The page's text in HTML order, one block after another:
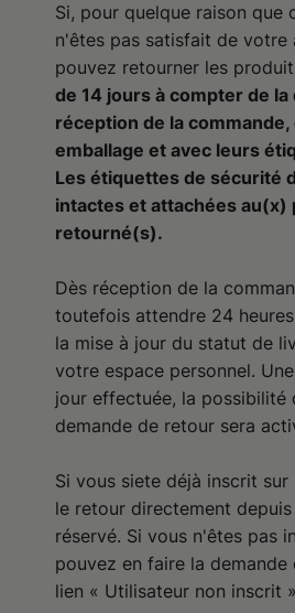
Si, pour quelque raison que
n'êtes pas satisfait de votre
pouvez retourner les
de 14 jours à compter de la
réception de la commande,
emballage et avec leurs
Les étiquettes de sécurité
intactes et attachées au(x)
retourné(s).
Dès réception de la
toutefois attendre 24
la mise à jour du statut de
votre espace personnel.
jour effectuée, la possibilité
demande de retour sera
Si vous siete déjà inscrit
le retour directement
réservé. Si vous n'êtes pas
pouvez en faire la demande
lien « Utilisateur non inscrit